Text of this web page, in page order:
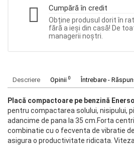
Cumpără în credit
Obține produsul dorit în
fără a ieși din casă! De
managerii noștri.
Descriere Opinii 0 Întrebare -
Placă compactoare pe benzină
pentru compactarea solului, nisipului,
adancime de pana la 35 cm.Forta
combinatie cu o fecventa de vibratie
asigura o productivitate ridicata.